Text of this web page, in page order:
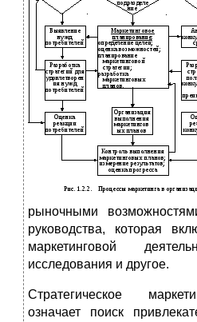
рыночными
руководства, которая
маркетинговой
исследования и другое.
Стратегическое
означает поиск